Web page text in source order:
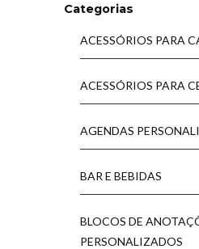
Categorias
ACESSÓRIOS PARA
ACESSÓRIOS PARA
AGENDAS
BAR E BEBIDAS
BLOCOS DE
PERSONALIZADOS